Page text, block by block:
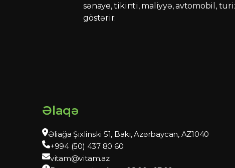
sənaye, tikinti, maliyyə, avtomobil,
göstərir.
Əlaqə
Əliağa Şıxlinski 51, Bakı, Azərbaycan, AZ1040
+994 (50) 437 80 60
vitam@vitam.az